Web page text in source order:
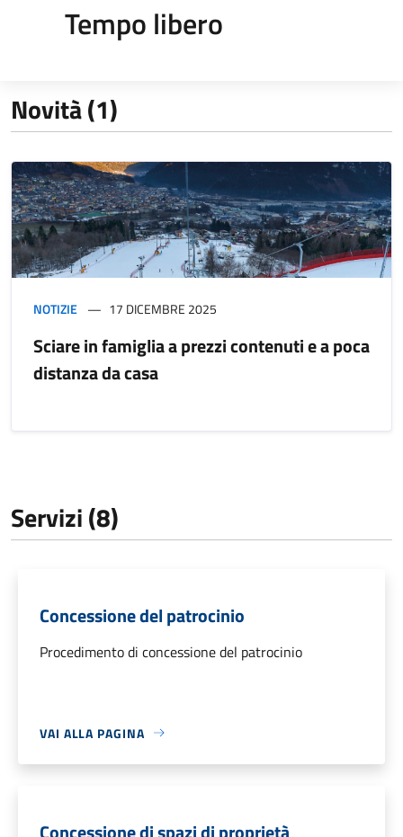
Tempo libero
Novità (1)
NOTIZIE 17 DICEMBRE 2025
Sciare in famiglia a prezzi contenuti e a poca
distanza da casa
Servizi (8)
Concessione del patrocinio
Procedimento di concessione del patrocinio
VAI ALLA PAGINA